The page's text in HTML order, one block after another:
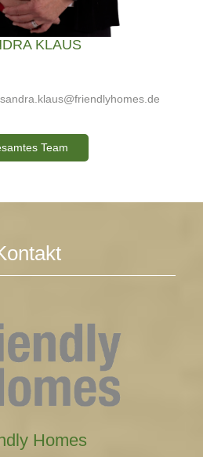
KLAUS
sandra.klaus@friendlyhomes.de
Team
Homes